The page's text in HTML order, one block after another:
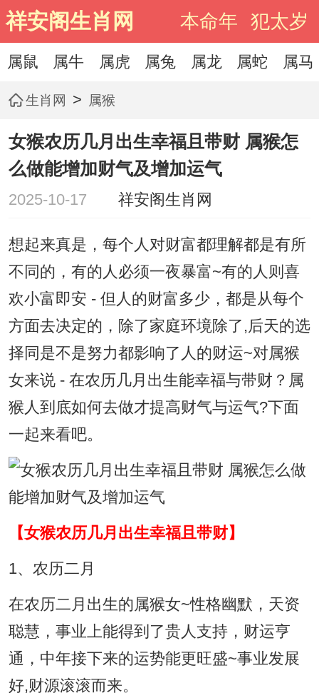
祥安阁生肖网 本命年 犯太岁
属鼠 属牛 属虎 属兔 属龙 属蛇 属马
生肖网 > 属猴
女猴农历几月出生幸福且带财 属猴怎
么做能增加财气及增加运气
2025-10-17 祥安阁生肖网
想起来真是，每个人对财富都理解都是有所
不同的，有的人必须一夜暴富~有的人则喜
欢小富即安 - 但人的财富多少，都是从每个
方面去决定的，除了家庭环境除了,后天的选
择同是不是努力都影响了人的财运~对属猴
女来说 - 在农历几月出生能幸福与带财？属
猴人到底如何去做才提高财气与运气?下面
一起来看吧。
【女猴农历几月出生幸福且带财】
1、农历二月
在农历二月出生的属猴女~性格幽默，天资
聪慧，事业上能得到了贵人支持，财运亨
通，中年接下来的运势能更旺盛~事业发展
好,财源滚滚而来。